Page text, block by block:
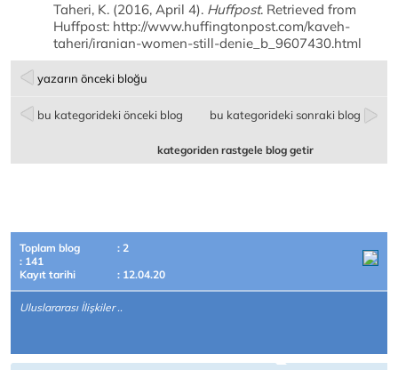
Taheri, K. (2016, April 4). Huffpost. Retrieved from
Huffpost: http://www.huffingtonpost.com/kaveh-
taheri/iranian-women-still-denie_b_9607430.html
yazarın önceki bloğu
bu kategorideki önceki blog bu kategorideki sonraki blog
kategoriden rastgele blog getir
Toplam blog
: 2
: 141
Kayıt tarihi
: 12.04.20
Uluslararası İlişkiler ..